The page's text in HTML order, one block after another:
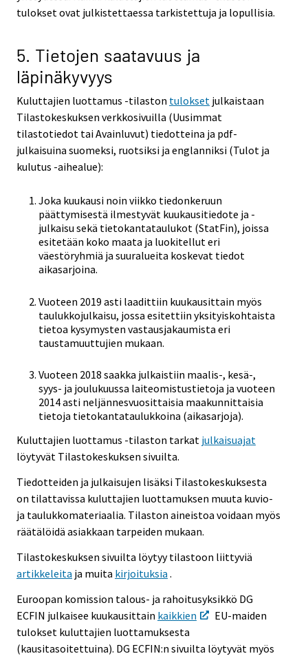
tulokset ovat julkistettaessa tarkistettuja ja lopullisia.
5. Tietojen saatavuus ja
läpinäkyvyys
Kuluttajien luottamus -tilaston tulokset julkaistaan
Tilastokeskuksen verkkosivuilla (Uusimmat
tilastotiedot tai Avainluvut) tiedotteina ja pdf-
julkaisuina suomeksi, ruotsiksi ja englanniksi (Tulot ja
kulutus -aihealue):
Joka kuukausi noin viikko tiedonkeruun
päättymisestä ilmestyvät kuukausitiedote ja -
julkaisu sekä tietokantataulukot (StatFin), joissa
esitetään koko maata ja luokitellut eri
väestöryhmiä ja suuralueita koskevat tiedot
aikasarjoina.
Vuoteen 2019 asti laadittiin kuukausittain myös
taulukkojulkaisu, jossa esitettiin yksityiskohtaista
tietoa kysymysten vastausjakaumista eri
taustamuuttujien mukaan.
Vuoteen 2018 saakka julkaistiin maalis-, kesä-,
syys- ja joulukuussa laiteomistustietoja ja vuoteen
2014 asti neljännesvuosittaisia maakunnittaisia
tietoja tietokantataulukkoina (aikasarjoja).
Kuluttajien luottamus -tilaston tarkat julkaisuajat
löytyvät Tilastokeskuksen sivuilta.
Tiedotteiden ja julkaisujen lisäksi Tilastokeskuksesta
on tilattavissa kuluttajien luottamuksen muuta kuvio-
ja taulukkomateriaalia. Tilaston aineistoa voidaan myös
räätälöidä asiakkaan tarpeiden mukaan.
Tilastokeskuksen sivuilta löytyy tilastoon liittyviä
artikkeleita ja muita kirjoituksia .
Euroopan komission talous- ja rahoitusyksikkö DG
ECFIN julkaisee kuukausittain kaikkien
EU-maiden
tulokset kuluttajien luottamuksesta
(kausitasoitettuina). DG ECFIN:n sivuilta löytyvät myös